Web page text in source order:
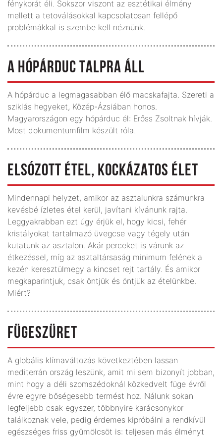
fénykorát éli. Sokszor viszont az esztétikai élmény
mellett a tetoválásokkal kapcsolatosan fellépő
problémákkal is szembe kell néznünk.
A HÓPÁRDUC TALPRA ÁLL
A hópárduc a legmagasabban élő macskafajta. Szereti a
sziklás hegyeket, Közép-Ázsiában honos.
Magyarországon egy hópárduc él: Erőss Zsoltnak hívják.
Most dokumentumfilm készült róla.
ELSÓZOTT ÉTEL, KOCKÁZATOS ÉLET
Mindennapi helyzet, amikor az asztalunkra számunkra
kevésbé ízletes étel kerül, javítani kívánunk rajta.
Leggyakrabban ezt úgy érjük el, hogy kicsi, fehér
kristályokat tartalmazó üvegcse vagy tégely után
kutatunk az asztalon. Akár perceket is várunk az
étkezéssel, míg az asztaltársaság minimum felének a
kezén keresztülmegy a kincset rejt tartály. És amikor
megkaparintjuk, csak öntjük és öntjük az ételünkbe.
Miért?
FÜGESZÜRET
A globális klímaváltozás következtében lassan
mediterrán ország leszünk, amit mi sem bizonyít jobban,
mint hogy a déli szomszédoknál közkedvelt füge évről
évre egyre bőségesebb termést hoz. Nálunk sokan
legfeljebb csak egyszer, többnyire karácsonykor
találkoznak vele, pedig érdemes kipróbálni a rendkívül
egészséges friss gyümölcsöt is: teljesen más élményt